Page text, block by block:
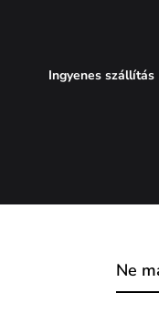
Ingyenes szállítás
Ne